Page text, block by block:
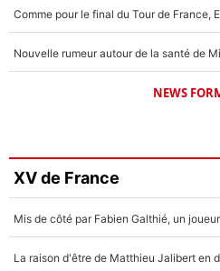
NEWS
XV de France